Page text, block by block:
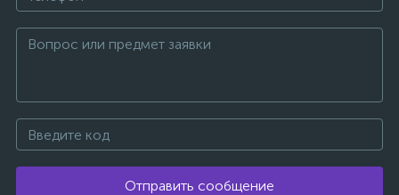
Отправить сообщение